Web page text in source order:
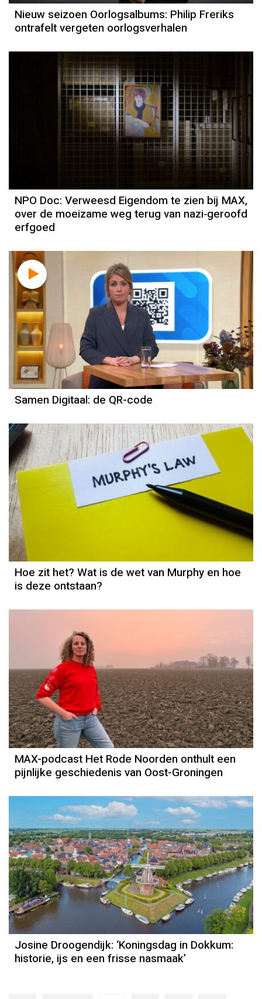
Nieuw seizoen Oorlogsalbums: Philip Freriks
ontrafelt vergeten oorlogsverhalen
NPO Doc: Verweesd Eigendom te zien bij MAX,
over de moeizame weg terug van nazi‑geroofd
erfgoed
Samen Digitaal: de QR-code
Hoe zit het? Wat is de wet van Murphy en hoe
is deze ontstaan?
MAX-podcast Het Rode Noorden onthult een
pijnlijke geschiedenis van Oost-Groningen
Column
Josine Droogendijk
Josine Droogendijk: ‘Koningsdag in Dokkum:
historie, ijs en een frisse nasmaak’